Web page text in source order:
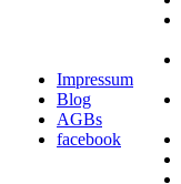
Impressum
Blog
AGBs
facebook